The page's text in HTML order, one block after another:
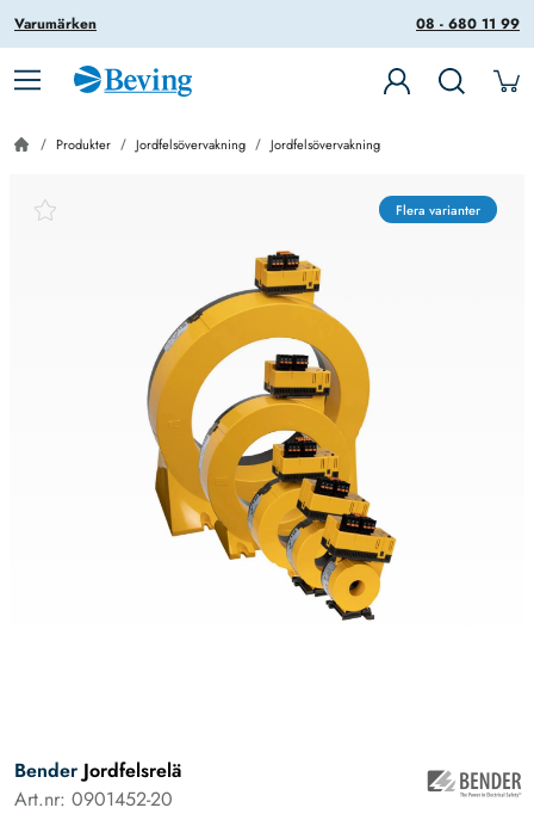
08 - 680 11 99
Varumärken
Produkter Jordfelsövervakning Jordfelsövervakning
Flera varianter
Bender Jordfelsrelä
Art.nr: 0901452-20